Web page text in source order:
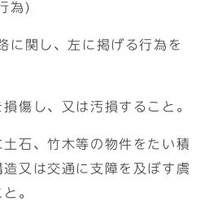
為)
関し、左に掲げる行為を
傷し、又は汚損すること。
石、竹木等の物件をたい積
造又は交通に支障を及ぼす虞
。